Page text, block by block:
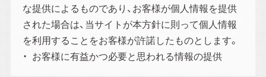
な提供によるものであり、お客様が個人情報を提供
された場合は、当サイトが本方針に則って個人情報
を利用することをお客様が許諾したものとします。
お客様に有益かつ必要と思われる情報の提供